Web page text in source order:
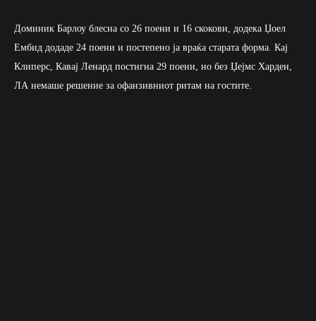
Доминик Барлоу блесна со 26 поени и 16 скокови, додека Џоел
Ембид додаде 24 поени и постепено ја враќа старата форма. Кај
Клиперс, Кавај Ленард постигна 29 поени, но без Џејмс Харден,
ЛА немаше решение за офанзивниот ритам на гостите.